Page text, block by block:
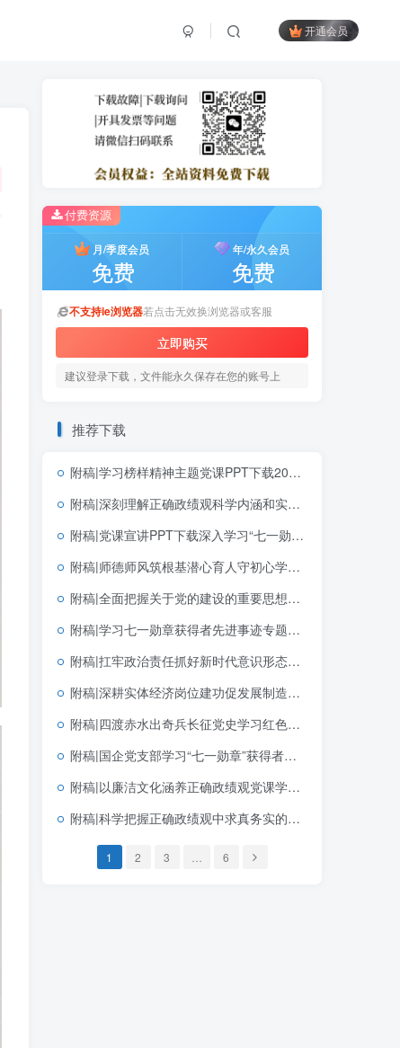
开通会员
付费资源
月/季度会员
免费
年/永久会员
免费
不支持ie浏览器若点击无效换浏览器或客服
立即购买
建议登录下载，文件能永久保存在您的账号上
推荐下载
附稿|学习榜样精神主题党课PPT下载2026“七一勋章”的精神解码
附稿|深刻理解正确政绩观科学内涵和实践要求2026学习教育PPT模板
附稿|党课宣讲PPT下载深入学习“七一勋章”获得者李连成同志先进事迹社区基层
附稿|师德师风筑根基潜心育人守初心学校教师师德师风建设专题培训PPT课件
附稿|全面把握关于党的建设的重要思想的科学体系带讲稿党课团课思政PPT课件下载
附稿|学习七一勋章获得者先进事迹专题党课PPT课件带讲稿党支部七一建党节微党课幻灯片模板
附稿|扛牢政治责任抓好新时代意识形态工作专题党课课件PPT
附稿|深耕实体经济岗位建功促发展制造业企业青年员工团课宣讲含完整文稿PPT下载
附稿|四渡赤水出奇兵长征党史学习红色传承青年团课PPT模板
附稿|国企党支部学习“七一勋章”获得者钟掘先进事迹党课PPT课件下载
附稿|以廉洁文化涵养正确政绩观党课学习教育PPT模板可编辑下载
附稿|科学把握正确政绩观中求真务实的实践指向学习教育简约大气机关思政PPT素材下载
1 2 3 6